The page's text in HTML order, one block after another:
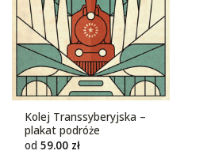
Kolej Transsyberyjska –
plakat podróże
od59.00 zł